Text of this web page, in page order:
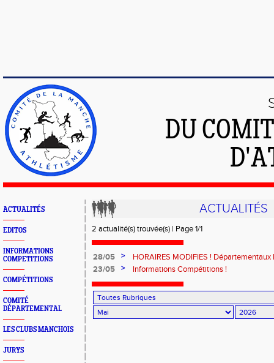
DU
ACTUALITÉS
EDITOS
INFORMATIONS
COMPETITIONS
COMPÉTITIONS
COMITÉ
DÉPARTEMENTAL
LES CLUBS MANCHOIS
JURYS
ACTUALITÉS
2 actualité(s) trouvée(s) | Page 1/1
28/05 >
HORAIRES MODIFIES !
SAINT-LÔ
23/05 > Informations Compétitions !